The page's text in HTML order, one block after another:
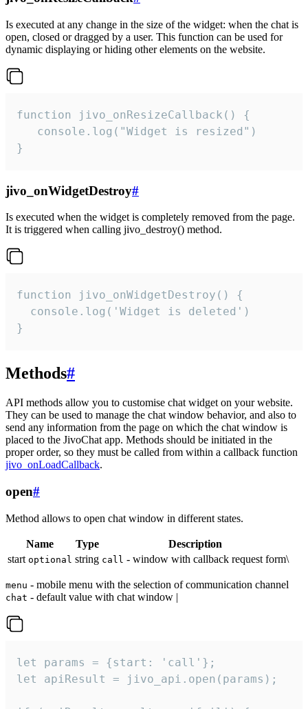
Is executed at any change in the size of the widget: when the chat is
open, closed or dragged by a user. This function can be used for
dynamic displaying or hiding other elements on the website.
function jivo_onResizeCallback() {
   console.log("Widget is resized")
}
jivo_onWidgetDestroy#
Is executed when the widget is completely removed from the page.
It is triggered when calling jivo_destroy() method.
function jivo_onWidgetDestroy() {
  console.log('Widget is deleted')
}
Methods#
API methods allow you to customise chat widget on your website.
They can be used to manage the chat window behavior, and also to
send any information from the page on which the chat window is
placed to the JivoChat app. Methods should be initiated in the
proper order, so they must be called from within a callback function
jivo_onLoadCallback.
open#
Method allows to open chat window in different states.
Name Type
Description
start optional string call - window with callback request form\
menu - mobile menu with the selection of communication channel
chat - default value with chat window |
let params = {start: 'call'};
let apiResult = jivo_api.open(params);